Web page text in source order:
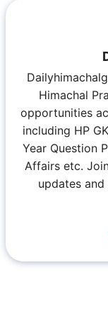
Himachal
opportunities
including HP
Year Question
Affairs etc.
updates